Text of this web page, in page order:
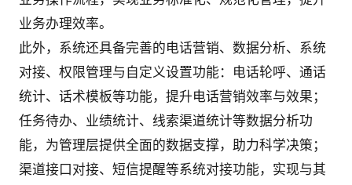
业务办理效率。
此外，系统还具备完善的电话营销、数据分析、系统
对接、权限管理与自定义设置功能：电话轮呼、通话
统计、话术模板等功能，提升电话营销效率与效果；
任务待办、业绩统计、线索渠道统计等数据分析功
能，为管理层提供全面的数据支撑，助力科学决策；
渠道接口对接、短信提醒等系统对接功能，实现与其